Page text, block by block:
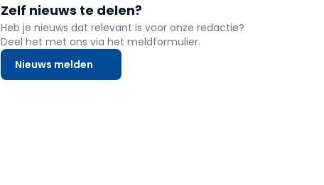
Zelf nieuws te delen?
Heb je nieuws dat relevant is voor onze redactie?
Deel het met ons via het meldformulier.
Nieuws melden